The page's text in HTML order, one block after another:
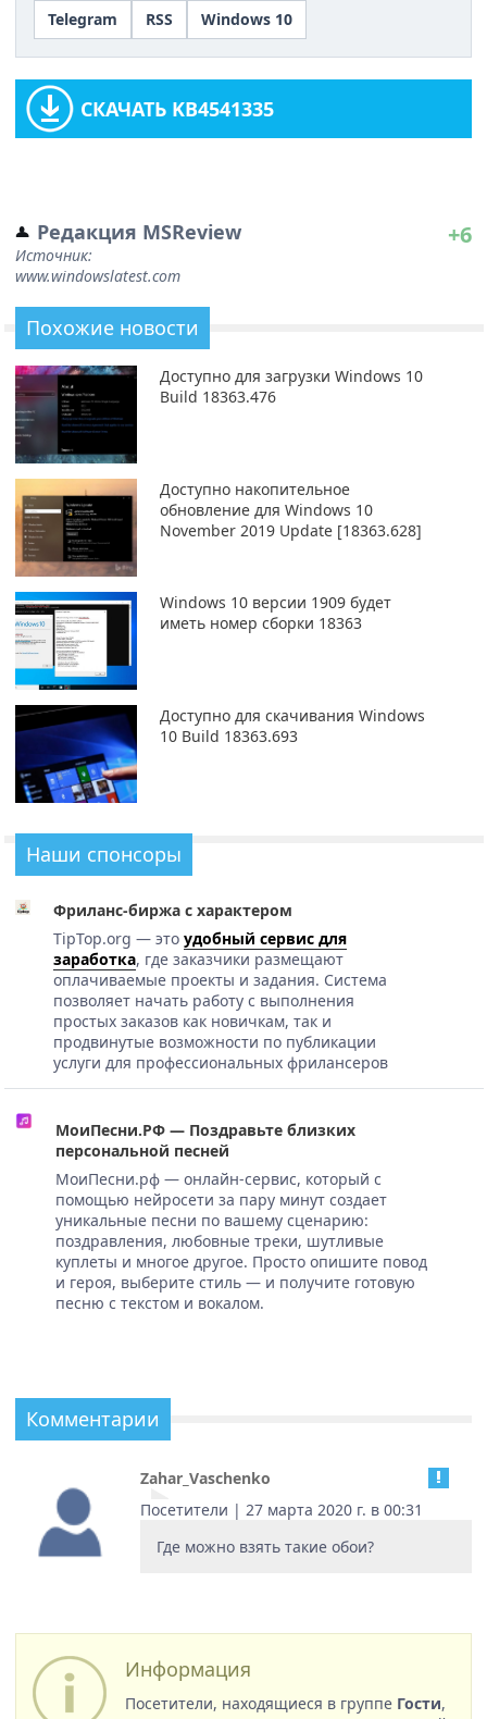
Telegram
RSS Windows 10
СКАЧАТЬ KB4541335
Редакция MSReview
Источник:
www.windowslatest.com
+6
Похожие новости
Доступно для загрузки Windows 10
Build 18363.476
Доступно накопительное
обновление для Windows 10
November 2019 Update [18363.628]
Windows 10 версии 1909 будет
иметь номер сборки 18363
Доступно для скачивания Windows
10 Build 18363.693
Наши спонсоры
Фриланс-биржа с характером
TipTop.org — это удобный сервис для
заработка, где заказчики размещают
оплачиваемые проекты и задания. Система
позволяет начать работу с выполнения
простых заказов как новичкам, так и
продвинутые возможности по публикации
услуги для профессиональных фрилансеров
МоиПесни.РФ — Поздравьте близких
персональной песней
МоиПесни.рф — онлайн-сервис, который с
помощью нейросети за пару минут создает
уникальные песни по вашему сценарию:
поздравления, любовные треки, шутливые
куплеты и многое другое. Просто опишите повод
и героя, выберите стиль — и получите готовую
песню с текстом и вокалом.
Комментарии
Zahar_Vaschenko
Посетители | 27 марта 2020 г. в 00:31
Где можно взять такие обои?
Информация
Посетители, находящиеся в группе Гости,